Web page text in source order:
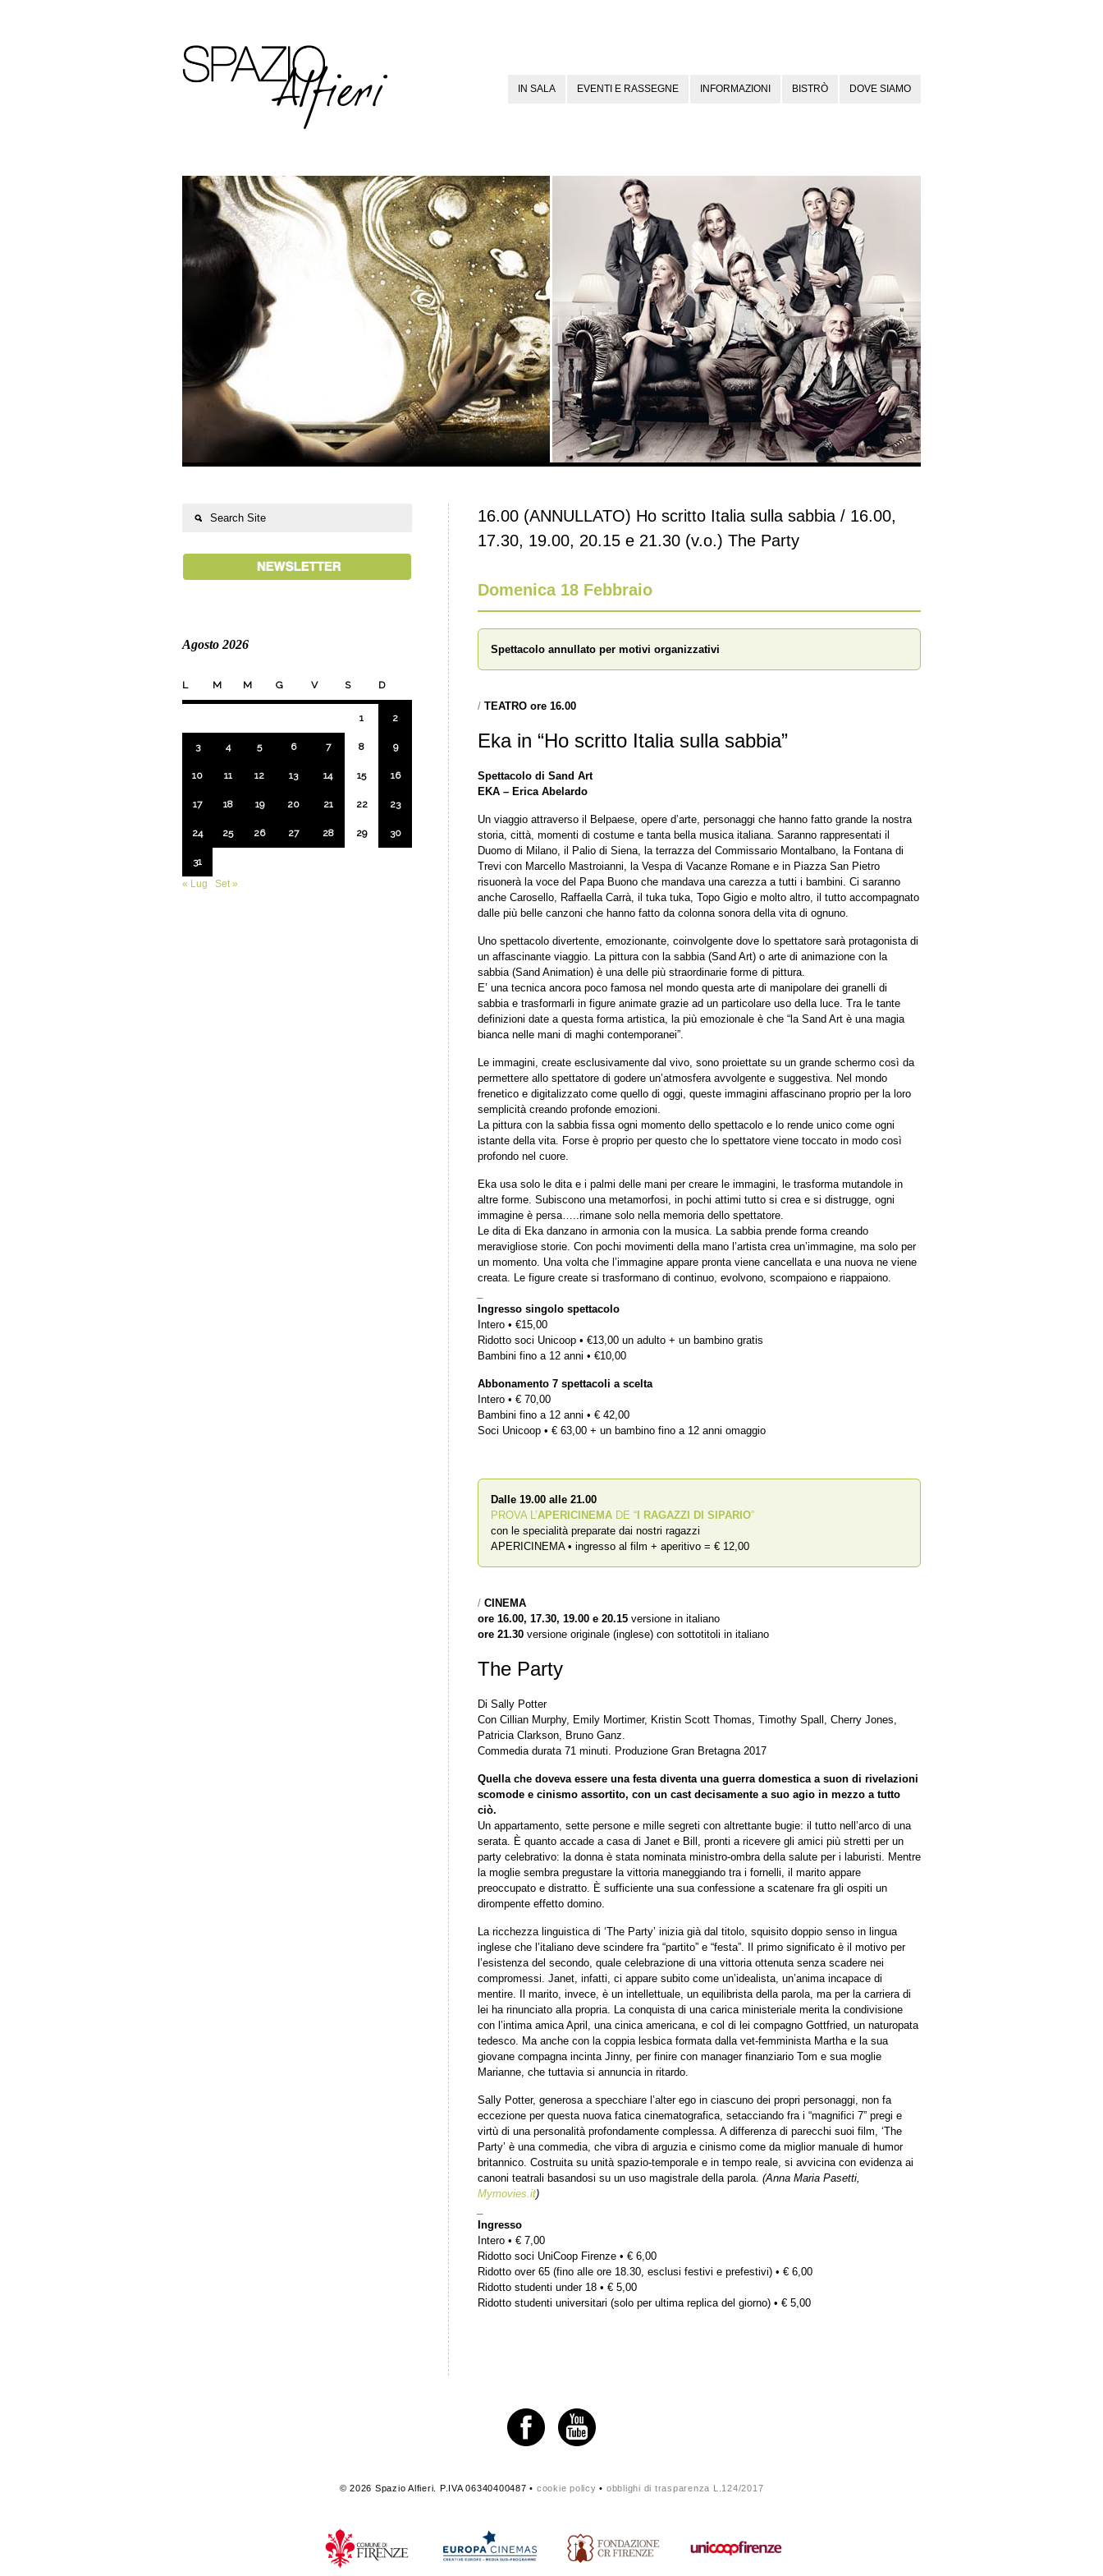
IN SALA EVENTI E RASSEGNE INFORMAZIONI BISTRÒ DOVE SIAMO
16.00 (ANNULLATO) Ho scritto Italia sulla sabbia / 16.00,
17.30, 19.00, 20.15 e 21.30 (v.o.) The Party
Domenica 18 Febbraio
Spettacolo annullato per motivi organizzativi
/ TEATRO ore 16.00
Eka in “Ho scritto Italia sulla sabbia”
Spettacolo di Sand Art
EKA – Erica Abelardo
Un viaggio attraverso il Belpaese, opere d’arte, personaggi che hanno fatto grande la nostra
storia, città, momenti di costume e tanta bella musica italiana. Saranno rappresentati il
Duomo di Milano, il Palio di Siena, la terrazza del Commissario Montalbano, la Fontana di
Trevi con Marcello Mastroianni, la Vespa di Vacanze Romane e in Piazza San Pietro
risuonerà la voce del Papa Buono che mandava una carezza a tutti i bambini. Ci saranno
anche Carosello, Raffaella Carrà, il tuka tuka, Topo Gigio e molto altro, il tutto accompagnato
dalle più belle canzoni che hanno fatto da colonna sonora della vita di ognuno.
Uno spettacolo divertente, emozionante, coinvolgente dove lo spettatore sarà protagonista di
un affascinante viaggio. La pittura con la sabbia (Sand Art) o arte di animazione con la
sabbia (Sand Animation) è una delle più straordinarie forme di pittura.
E’ una tecnica ancora poco famosa nel mondo questa arte di manipolare dei granelli di
sabbia e trasformarli in figure animate grazie ad un particolare uso della luce. Tra le tante
definizioni date a questa forma artistica, la più emozionale è che “la Sand Art è una magia
bianca nelle mani di maghi contemporanei”.
Le immagini, create esclusivamente dal vivo, sono proiettate su un grande schermo così da
permettere allo spettatore di godere un’atmosfera avvolgente e suggestiva. Nel mondo
frenetico e digitalizzato come quello di oggi, queste immagini affascinano proprio per la loro
semplicità creando profonde emozioni.
La pittura con la sabbia fissa ogni momento dello spettacolo e lo rende unico come ogni
istante della vita. Forse è proprio per questo che lo spettatore viene toccato in modo così
profondo nel cuore.
Eka usa solo le dita e i palmi delle mani per creare le immagini, le trasforma mutandole in
altre forme. Subiscono una metamorfosi, in pochi attimi tutto si crea e si distrugge, ogni
immagine è persa…..rimane solo nella memoria dello spettatore.
Le dita di Eka danzano in armonia con la musica. La sabbia prende forma creando
meravigliose storie. Con pochi movimenti della mano l’artista crea un’immagine, ma solo per
un momento. Una volta che l’immagine appare pronta viene cancellata e una nuova ne viene
creata. Le figure create si trasformano di continuo, evolvono, scompaiono e riappaiono.
Ingresso singolo spettacolo
Intero • €15,00
Ridotto soci Unicoop • €13,00 un adulto + un bambino gratis
Bambini fino a 12 anni • €10,00
Abbonamento 7 spettacoli a scelta
Intero • € 70,00
Bambini fino a 12 anni • € 42,00
Soci Unicoop • € 63,00 + un bambino fino a 12 anni omaggio
Dalle 19.00 alle 21.00
PROVA L’APERICINEMA DE “ I RAGAZZI DI SIPARIO”
con le specialità preparate dai nostri ragazzi
APERICINEMA • ingresso al film + aperitivo = € 12,00
/ CINEMA
ore 16.00, 17.30, 19.00 e 20.15 versione in italiano
ore 21.30 versione originale (inglese) con sottotitoli in italiano
The Party
Di Sally Potter
Con Cillian Murphy, Emily Mortimer, Kristin Scott Thomas, Timothy Spall, Cherry Jones,
Patricia Clarkson, Bruno Ganz.
Commedia durata 71 minuti. Produzione Gran Bretagna 2017
Quella che doveva essere una festa diventa una guerra domestica a suon di rivelazioni
scomode e cinismo assortito, con un cast decisamente a suo agio in mezzo a tutto
ciò.
Un appartamento, sette persone e mille segreti con altrettante bugie: il tutto nell’arco di una
serata. È quanto accade a casa di Janet e Bill, pronti a ricevere gli amici più stretti per un
party celebrativo: la donna è stata nominata ministro-ombra della salute per i laburisti. Mentre
la moglie sembra pregustare la vittoria maneggiando tra i fornelli, il marito appare
preoccupato e distratto. È sufficiente una sua confessione a scatenare fra gli ospiti un
dirompente effetto domino.
La ricchezza linguistica di ‘The Party’ inizia già dal titolo, squisito doppio senso in lingua
inglese che l’italiano deve scindere fra “partito” e “festa”. Il primo significato è il motivo per
l’esistenza del secondo, quale celebrazione di una vittoria ottenuta senza scadere nei
compromessi. Janet, infatti, ci appare subito come un’idealista, un’anima incapace di
mentire. Il marito, invece, è un intellettuale, un equilibrista della parola, ma per la carriera di
lei ha rinunciato alla propria. La conquista di una carica ministeriale merita la condivisione
con l’intima amica April, una cinica americana, e col di lei compagno Gottfried, un naturopata
tedesco. Ma anche con la coppia lesbica formata dalla vet-femminista Martha e la sua
giovane compagna incinta Jinny, per finire con manager finanziario Tom e sua moglie
Marianne, che tuttavia si annuncia in ritardo.
Sally Potter, generosa a specchiare l’alter ego in ciascuno dei propri personaggi, non fa
eccezione per questa nuova fatica cinematografica, setacciando fra i “magnifici 7” pregi e
virtù di una personalità profondamente complessa. A differenza di parecchi suoi film, ‘The
Party’ è una commedia, che vibra di arguzia e cinismo come da miglior manuale di humor
britannico. Costruita su unità spazio-temporale e in tempo reale, si avvicina con evidenza ai
canoni teatrali basandosi su un uso magistrale della parola. (Anna Maria Pasetti,
Mymovies.it)
Ingresso
Intero • € 7,00
Ridotto soci UniCoop Firenze • € 6,00
Ridotto over 65 (fino alle ore 18.30, esclusi festivi e prefestivi) • € 6,00
Ridotto studenti under 18 • € 5,00
Ridotto studenti universitari (solo per ultima replica del giorno) • € 5,00
Agosto 2026
L M M G V S D
1 2
3 4 5 6 7 8 9
10 11 12 13 14 15 16
17 18 19 20 21 22 23
24 25 26 27 28 29 30
31
« Lug
Set »
© 2026 Spazio Alfieri. P.IVA 06340400487 • cookie policy • obblighi di trasparenza L.124/2017